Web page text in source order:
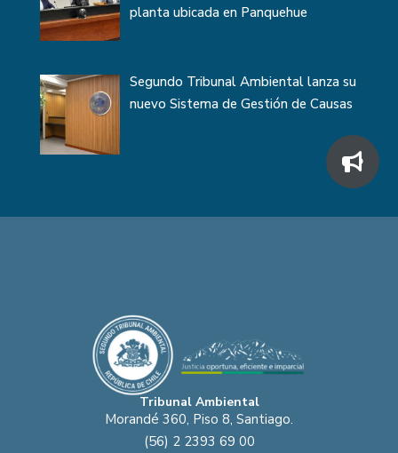
planta ubicada en Panquehue
Segundo Tribunal Ambiental lanza su
nuevo Sistema de Gestión de Causas
Tribunal Ambiental
Morandé 360, Piso 8, Santiago.
(56) 2 2393 69 00